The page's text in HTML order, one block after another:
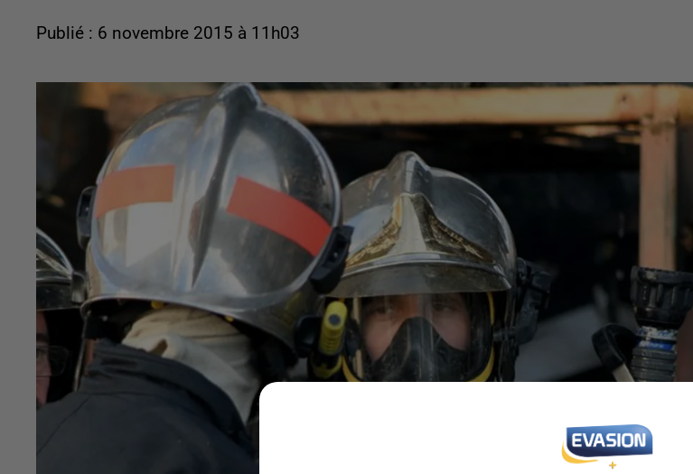
Publié : 6 novembre 2015 à 11h03